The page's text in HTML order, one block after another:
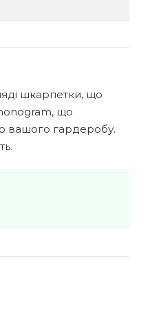
шкарпетки, що
що
вашого гардеробу.